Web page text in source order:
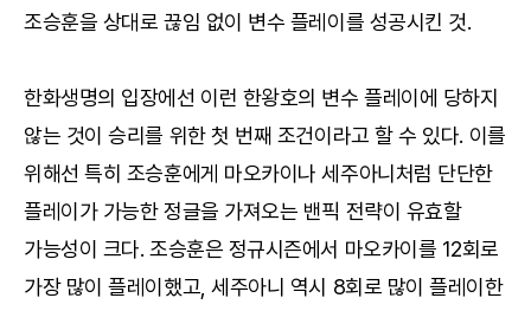
조승훈을 상대로 끊임 없이 변수 플레이를 성공시킨 것.
한화생명의 입장에선 이런 한왕호의 변수 플레이에 당하지
않는 것이 승리를 위한 첫 번째 조건이라고 할 수 있다. 이를
위해선 특히 조승훈에게 마오카이나 세주아니처럼 단단한
플레이가 가능한 정글을 가져오는 밴픽 전략이 유효할
가능성이 크다. 조승훈은 정규시즌에서 마오카이를 12회로
가장 많이 플레이했고, 세주아니 역시 8회로 많이 플레이한